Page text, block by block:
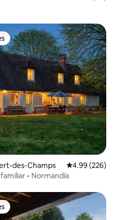
des-Champs Calificación
4.99 (226)
familiar • Normandía